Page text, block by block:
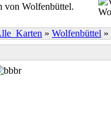
von Wolfenbüttel.
» Wolfenbüttel »